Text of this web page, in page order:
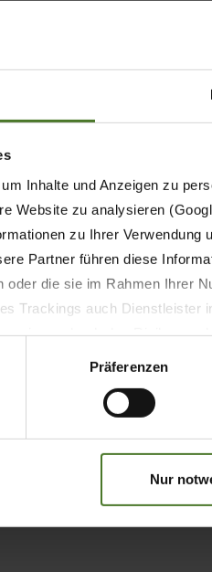
Inhalte und Anzeigen zu
Website zu analysieren
zu Ihrer
Partner führen diese
oder die sie im Rahmen Ihrer
Trackings auch Dienstleister
ein, wodurch das Risiko von
Präferenzen
Nur